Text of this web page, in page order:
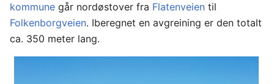
kommune går nordøstover fra Flatenveien til
Folkenborgveien. Iberegnet en avgreining er den totalt
ca. 350 meter lang.